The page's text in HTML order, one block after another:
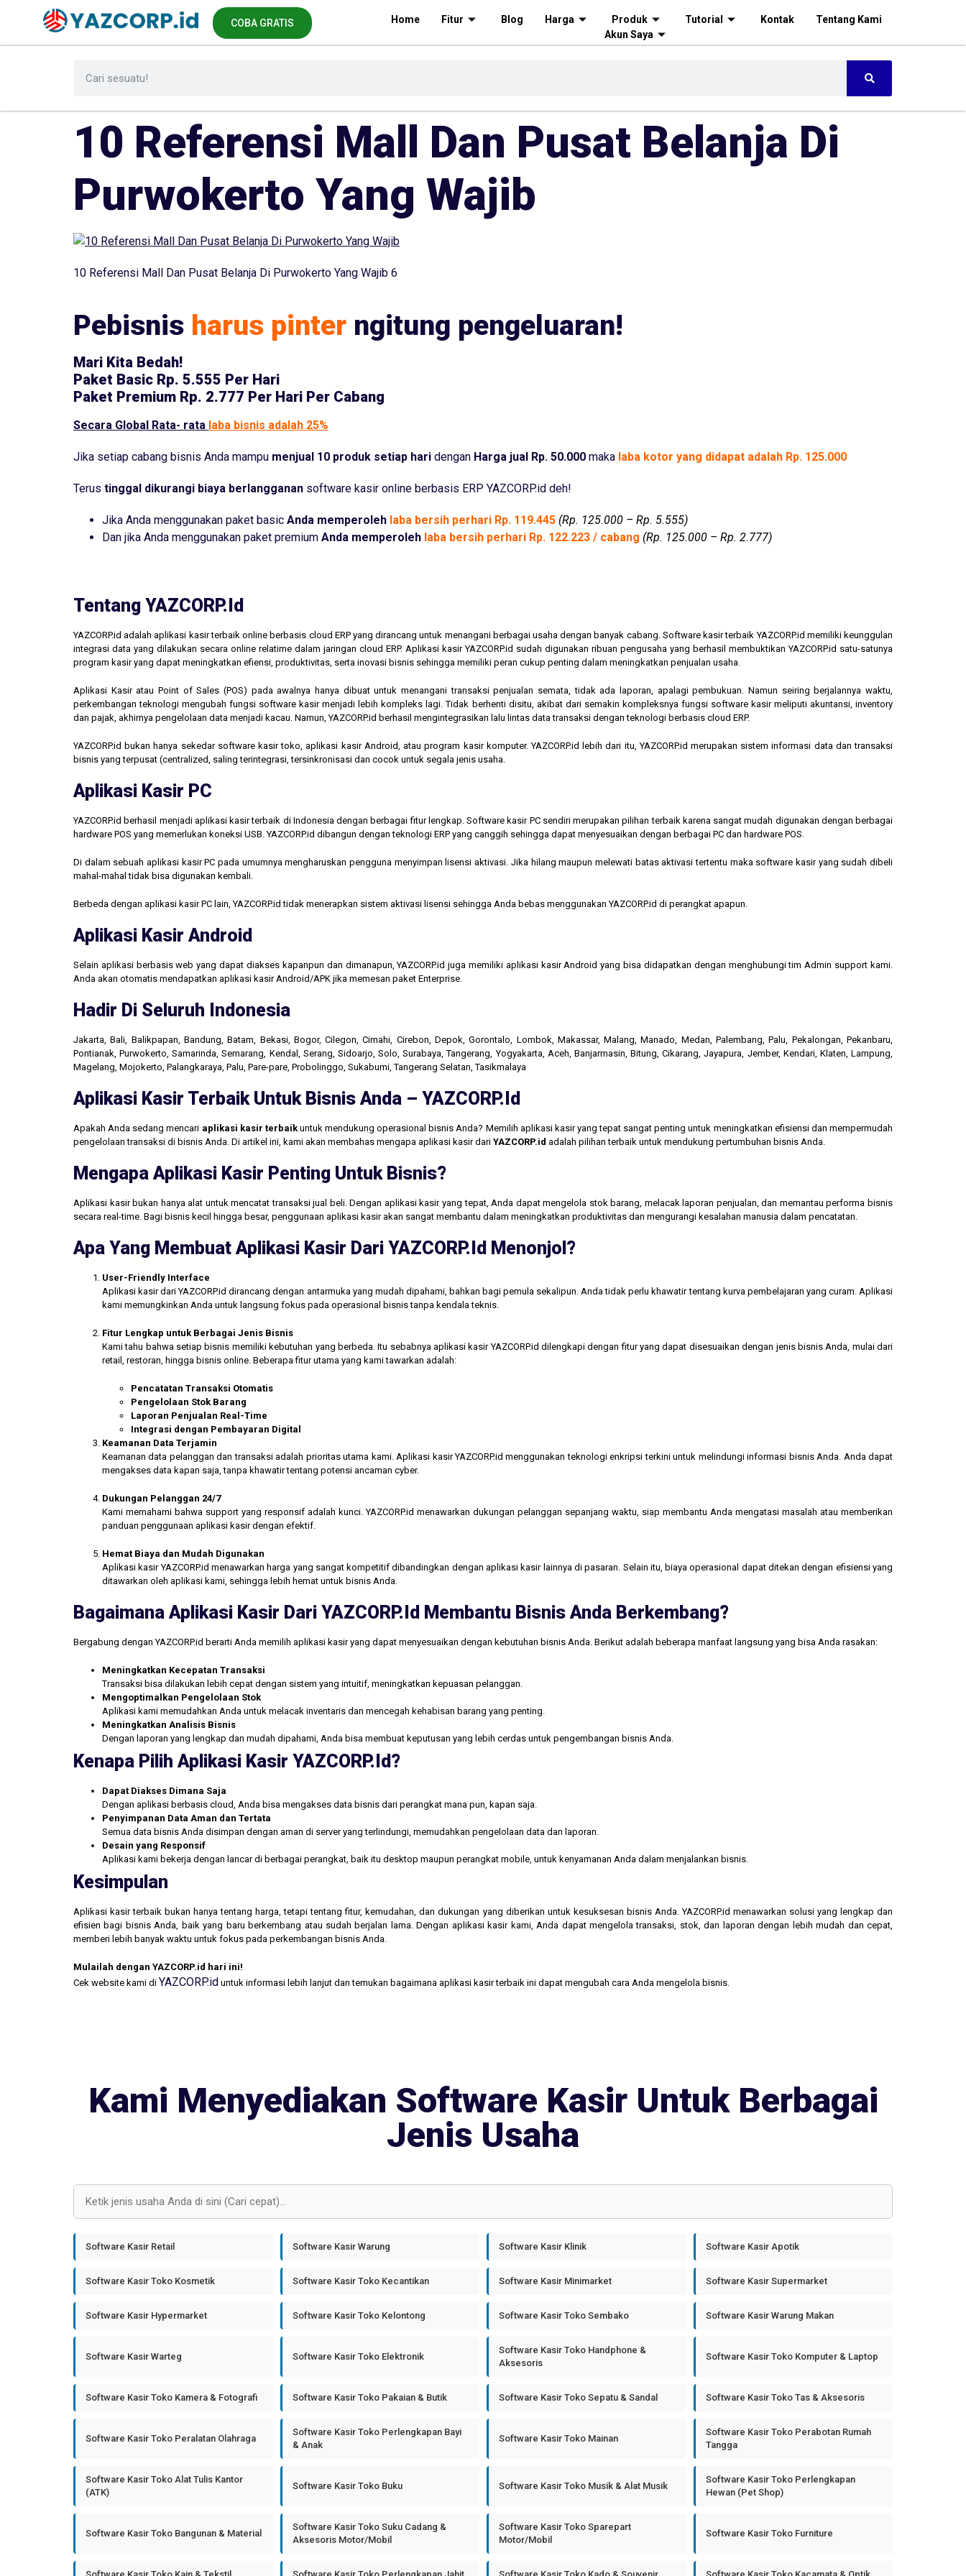
COBA GRATIS Home Fitur Blog Harga Produk Tutorial Kontak
Tentang Kami
Akun Saya
10 Referensi Mall Dan Pusat Belanja Di
Purwokerto Yang Wajib
10 Referensi Mall Dan Pusat Belanja Di Purwokerto Yang Wajib 6
Pebisnis harus pinter ngitung pengeluaran!
Mari Kita Bedah!
Paket Basic Rp. 5.555 Per Hari
Paket Premium Rp. 2.777 Per Hari Per Cabang
Secara Global Rata- rata laba bisnis adalah 25%
Jika setiap cabang bisnis Anda mampu menjual 10 produk setiap hari dengan Harga jual Rp. 50.000 maka laba kotor yang didapat adalah Rp. 125.000
Terus tinggal dikurangi biaya berlangganan software kasir online berbasis ERP YAZCORP.id deh!
Jika Anda menggunakan paket basic Anda memperoleh laba bersih perhari Rp. 119.445 (Rp. 125.000 – Rp. 5.555)
Dan jika Anda menggunakan paket premium Anda memperoleh laba bersih perhari Rp. 122.223 / cabang (Rp. 125.000 – Rp. 2.777)
Tentang YAZCORP.id
YAZCORP.id adalah aplikasi kasir terbaik online berbasis cloud ERP yang dirancang untuk menangani berbagai usaha dengan banyak cabang. Software kasir terbaik YAZCORP.id memiliki keunggulan
integrasi data yang dilakukan secara online relatime dalam jaringan cloud ERP. Aplikasi kasir YAZCORP.id sudah digunakan ribuan pengusaha yang berhasil membuktikan YAZCORP.id satu-satunya
program kasir yang dapat meningkatkan efiensi, produktivitas, serta inovasi bisnis sehingga memiliki peran cukup penting dalam meningkatkan penjualan usaha.
Aplikasi Kasir atau Point of Sales (POS) pada awalnya hanya dibuat untuk menangani transaksi penjualan semata, tidak ada laporan, apalagi pembukuan. Namun seiring berjalannya waktu,
perkembangan teknologi mengubah fungsi software kasir menjadi lebih kompleks lagi. Tidak berhenti disitu, akibat dari semakin kompleksnya fungsi software kasir meliputi akuntansi, inventory
dan pajak, akhirnya pengelolaan data menjadi kacau. Namun, YAZCORP.id berhasil mengintegrasikan lalu lintas data transaksi dengan teknologi berbasis cloud ERP.
YAZCORP.id bukan hanya sekedar software kasir toko, aplikasi kasir Android, atau program kasir komputer. YAZCORP.id lebih dari itu, YAZCORP.id merupakan sistem informasi data dan transaksi
bisnis yang terpusat (centralized, saling terintegrasi, tersinkronisasi dan cocok untuk segala jenis usaha.
Aplikasi Kasir PC
YAZCORP.id berhasil menjadi aplikasi kasir terbaik di Indonesia dengan berbagai fitur lengkap. Software kasir PC sendiri merupakan pilihan terbaik karena sangat mudah digunakan dengan berbagai
hardware POS yang memerlukan koneksi USB. YAZCORP.id dibangun dengan teknologi ERP yang canggih sehingga dapat menyesuaikan dengan berbagai PC dan hardware POS.
Di dalam sebuah aplikasi kasir PC pada umumnya mengharuskan pengguna menyimpan lisensi aktivasi. Jika hilang maupun melewati batas aktivasi tertentu maka software kasir yang sudah dibeli
mahal-mahal tidak bisa digunakan kembali.
Berbeda dengan aplikasi kasir PC lain, YAZCORP.id tidak menerapkan sistem aktivasi lisensi sehingga Anda bebas menggunakan YAZCORP.id di perangkat apapun.
Aplikasi Kasir Android
Selain aplikasi berbasis web yang dapat diakses kapanpun dan dimanapun, YAZCORP.id juga memiliki aplikasi kasir Android yang bisa didapatkan dengan menghubungi tim Admin support kami.
Anda akan otomatis mendapatkan aplikasi kasir Android/APK jika memesan paket Enterprise.
Hadir Di Seluruh Indonesia
Jakarta, Bali, Balikpapan, Bandung, Batam, Bekasi, Bogor, Cilegon, Cimahi, Cirebon, Depok, Gorontalo, Lombok, Makassar, Malang, Manado, Medan, Palembang, Palu, Pekalongan, Pekanbaru,
Pontianak, Purwokerto, Samarinda, Semarang, Kendal, Serang, Sidoarjo, Solo, Surabaya, Tangerang, Yogyakarta, Aceh, Banjarmasin, Bitung, Cikarang, Jayapura, Jember, Kendari, Klaten, Lampung,
Magelang, Mojokerto, Palangkaraya, Palu, Pare-pare, Probolinggo, Sukabumi, Tangerang Selatan, Tasikmalaya
Aplikasi Kasir Terbaik Untuk Bisnis Anda – YAZCORP.id
Apakah Anda sedang mencari aplikasi kasir terbaikuntuk mendukung operasional bisnis Anda? Memilih aplikasi kasir yang tepat sangat penting untuk meningkatkan efisiensi dan mempermudah
pengelolaan transaksi di bisnis Anda. Di artikel ini, kami akan membahas mengapa aplikasi kasir dari YAZCORP.id adalah pilihan terbaik untuk mendukung pertumbuhan bisnis Anda.
Mengapa Aplikasi Kasir Penting Untuk Bisnis?
Aplikasi kasir bukan hanya alat untuk mencatat transaksi jual beli. Dengan aplikasi kasir yang tepat, Anda dapat mengelola stok barang, melacak laporan penjualan, dan memantau performa bisnis
secara real-time. Bagi bisnis kecil hingga besar, penggunaan aplikasi kasir akan sangat membantu dalam meningkatkan produktivitas dan mengurangi kesalahan manusia dalam pencatatan.
Apa Yang Membuat Aplikasi Kasir Dari YAZCORP.id Menonjol?
User-Friendly Interface
Aplikasi kasir dari YAZCORP.id dirancang dengan antarmuka yang mudah dipahami, bahkan bagi pemula sekalipun. Anda tidak perlu khawatir tentang kurva pembelajaran yang curam. Aplikasi
kami memungkinkan Anda untuk langsung fokus pada operasional bisnis tanpa kendala teknis.
Fitur Lengkap untuk Berbagai Jenis Bisnis
Kami tahu bahwa setiap bisnis memiliki kebutuhan yang berbeda. Itu sebabnya aplikasi kasir YAZCORP.id dilengkapi dengan fitur yang dapat disesuaikan dengan jenis bisnis Anda, mulai dari
retail, restoran, hingga bisnis online. Beberapa fitur utama yang kami tawarkan adalah:
Pencatatan Transaksi Otomatis
Pengelolaan Stok Barang
Laporan Penjualan Real-Time
Integrasi dengan Pembayaran Digital
Keamanan Data Terjamin
Keamanan data pelanggan dan transaksi adalah prioritas utama kami. Aplikasi kasir YAZCORP.id menggunakan teknologi enkripsi terkini untuk melindungi informasi bisnis Anda. Anda dapat
mengakses data kapan saja, tanpa khawatir tentang potensi ancaman cyber.
Dukungan Pelanggan 24/7
Kami memahami bahwa support yang responsif adalah kunci. YAZCORP.id menawarkan dukungan pelanggan sepanjang waktu, siap membantu Anda mengatasi masalah atau memberikan
panduan penggunaan aplikasi kasir dengan efektif.
Hemat Biaya dan Mudah Digunakan
Aplikasi kasir YAZCORP.id menawarkan harga yang sangat kompetitif dibandingkan dengan aplikasi kasir lainnya di pasaran. Selain itu, biaya operasional dapat ditekan dengan efisiensi yang
ditawarkan oleh aplikasi kami, sehingga lebih hemat untuk bisnis Anda.
Bagaimana Aplikasi Kasir Dari YAZCORP.id Membantu Bisnis Anda Berkembang?
Bergabung dengan YAZCORP.id berarti Anda memilih aplikasi kasir yang dapat menyesuaikan dengan kebutuhan bisnis Anda. Berikut adalah beberapa manfaat langsung yang bisa Anda rasakan:
Meningkatkan Kecepatan Transaksi
Transaksi bisa dilakukan lebih cepat dengan sistem yang intuitif, meningkatkan kepuasan pelanggan.
Mengoptimalkan Pengelolaan Stok
Aplikasi kami memudahkan Anda untuk melacak inventaris dan mencegah kehabisan barang yang penting.
Meningkatkan Analisis Bisnis
Dengan laporan yang lengkap dan mudah dipahami, Anda bisa membuat keputusan yang lebih cerdas untuk pengembangan bisnis Anda.
Kenapa Pilih Aplikasi Kasir YAZCORP.id?
Dapat Diakses Dimana Saja
Dengan aplikasi berbasis cloud, Anda bisa mengakses data bisnis dari perangkat mana pun, kapan saja.
Penyimpanan Data Aman dan Tertata
Semua data bisnis Anda disimpan dengan aman di server yang terlindungi, memudahkan pengelolaan data dan laporan.
Desain yang Responsif
Aplikasi kami bekerja dengan lancar di berbagai perangkat, baik itu desktop maupun perangkat mobile, untuk kenyamanan Anda dalam menjalankan bisnis.
Kesimpulan
Aplikasi kasir terbaik bukan hanya tentang harga, tetapi tentang fitur, kemudahan, dan dukungan yang diberikan untuk kesuksesan bisnis Anda. YAZCORP.id menawarkan solusi yang lengkap dan
efisien bagi bisnis Anda, baik yang baru berkembang atau sudah berjalan lama. Dengan aplikasi kasir kami, Anda dapat mengelola transaksi, stok, dan laporan dengan lebih mudah dan cepat,
memberi lebih banyak waktu untuk fokus pada perkembangan bisnis Anda.
Mulailah dengan YAZCORP.id hari ini!
Cek website kami di YAZCORP.id untuk informasi lebih lanjut dan temukan bagaimana aplikasi kasir terbaik ini dapat mengubah cara Anda mengelola bisnis.
Kami Menyediakan Software Kasir Untuk Berbagai
Jenis Usaha
Software Kasir Retail Software Kasir Warung Software Kasir Klinik Software Kasir Apotik
Software Kasir Toko Kosmetik Software Kasir Toko Kecantikan Software Kasir Minimarket Software Kasir Supermarket
Software Kasir Hypermarket Software Kasir Toko Kelontong Software Kasir Toko Sembako Software Kasir Warung Makan
Software Kasir Warteg Software Kasir Toko Elektronik
Software Kasir Toko Handphone &
Aksesoris
Software Kasir Toko Komputer & Laptop
Software Kasir Toko Kamera & Fotografi Software Kasir Toko Pakaian & Butik Software Kasir Toko Sepatu & Sandal Software Kasir Toko Tas & Aksesoris
Software Kasir Toko Peralatan Olahraga
Software Kasir Toko Perlengkapan Bayi
& Anak
Software Kasir Toko Mainan
Software Kasir Toko Perabotan Rumah
Tangga
Software Kasir Toko Alat Tulis Kantor
(ATK)
Software Kasir Toko Buku Software Kasir Toko Musik & Alat Musik
Software Kasir Toko Perlengkapan
Hewan (Pet Shop)
Software Kasir Toko Bangunan & Material
Software Kasir Toko Suku Cadang &
Aksesoris Motor/Mobil
Software Kasir Toko Sparepart
Motor/Mobil
Software Kasir Toko Furniture